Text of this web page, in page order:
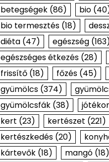
betegségek(86) bio
bio termesztés(18)
diéta(47) egészség
egészséges étkezés(28)
frissítő(18) főzés(45)
gyümölcs(374)
gyümölcsfák(38)
kert (23) kertészet (221)
kertészkedés(20)
kártevők(18) mangó(18)